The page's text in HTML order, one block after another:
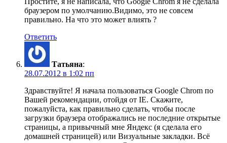
браузером по умолчанию.Видимо, это не совсем
правильно. На что это может влиять ?
Ответить
Татьяна:
28.07.2012 в 1:02 пп
Здравствуйте! Я начала пользоваться Google Chrom по
Вашей рекомендации, отойдя от IE. Скажите,
пожалуйста, как правильно сделать, чтобы после
загрузки браузера отображались не последние открытые
страницы, а привычный мне Яндекс (я сделала его
домашней страницей) или Визуальные закладки. Всё